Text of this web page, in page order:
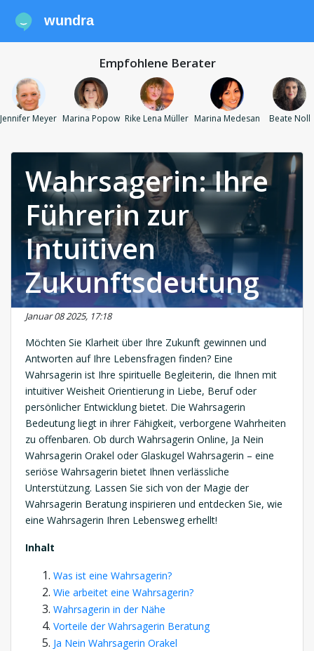
wundra
Empfohlene Berater
Jennifer Meyer Marina Popow Rike Lena Müller Marina Medesan Beate Noll
Wahrsagerin: Ihre
Führerin zur
Intuitiven
Zukunftsdeutung
Januar 08 2025, 17:18
Möchten Sie Klarheit über Ihre Zukunft gewinnen und
Antworten auf Ihre Lebensfragen finden? Eine
Wahrsagerin ist Ihre spirituelle Begleiterin, die Ihnen mit
intuitiver Weisheit Orientierung in Liebe, Beruf oder
persönlicher Entwicklung bietet. Die Wahrsagerin
Bedeutung liegt in ihrer Fähigkeit, verborgene Wahrheiten
zu offenbaren. Ob durch Wahrsagerin Online, Ja Nein
Wahrsagerin Orakel oder Glaskugel Wahrsagerin – eine
seriöse Wahrsagerin bietet Ihnen verlässliche
Unterstützung. Lassen Sie sich von der Magie der
Wahrsagerin Beratung inspirieren und entdecken Sie, wie
eine Wahrsagerin Ihren Lebensweg erhellt!
Inhalt
Was ist eine Wahrsagerin?
Wie arbeitet eine Wahrsagerin?
Wahrsagerin in der Nähe
Vorteile der Wahrsagerin Beratung
Ja Nein Wahrsagerin Orakel